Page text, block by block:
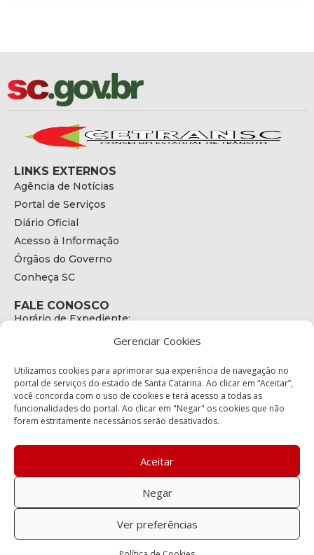
Gerenciar Cookies
Utilizamos cookies para aprimorar sua experiência de navegação no
portal de serviços do estado de Santa Catarina. Ao clicar em “Aceitar”,
você concorda com o uso de cookies e terá acesso a todas as
funcionalidades do portal. Ao clicar em "Negar" os cookies que não
forem estritamente necessários serão desativados.
Aceitar
Negar
Ver preferências
LINKS EXTERNOS
Agência de Notícias
Portal de Serviços
Diário Oficial
Acesso à Informação
Órgãos do Governo
Conheça SC
FALE CONOSCO
Horário de Expediente:
E-mail:
secretariaexecutiva@cetran.sc.gov.br
ENDEREÇO
Endereço:
Bairro:
Coqueiros, Florianópolis SC
88.080-160
Política de privacidade
Copyright © 2023 Todos os Direitos Reservados SC - Governo de